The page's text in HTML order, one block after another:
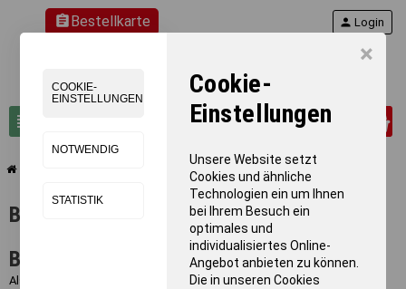
×
COOKIE-
EINSTELLUNGEN
NOTWENDIG
STATISTIK
Cookie-
Einstellungen
Unsere Website setzt
Cookies und ähnliche
Technologien ein um Ihnen
bei Ihrem Besuch ein
optimales und
individualisiertes Online-
Angebot anbieten zu können.
Die in unseren Cookies
assignmentBestellkarte
view_headline search
person Login
BENZ Hantelbänke & Hantelständer
BENZ Hantelbänke & Hantelständer
BENZ Hantelbänke & Hantelablagen
Als führender Sportgerätehersteller in Deutschland realisiert BENZ mit